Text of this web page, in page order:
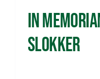
In
Slokker